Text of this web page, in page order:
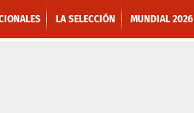
LA SELECCIÓN MUNDIAL 2026